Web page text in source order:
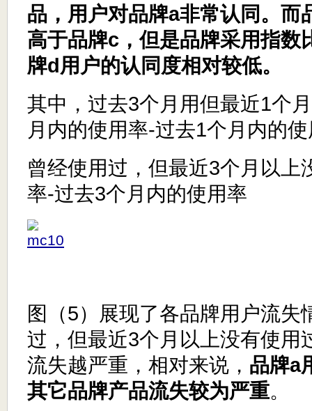
品，用户对品牌a非常认同。而
高于品牌c，但是品牌采用指数
牌d用户的认同度相对较低。
其中，过去3个月用但最近1个
月内的使用率-过去1个月内的
曾经使用过，但最近3个月以上
率-过去3个月内的使用率
图（5）展现了各品牌用户流失
过，但最近3个月以上没有使用
流失越严重，相对来说， 品牌a
其它品牌产品流失较为严重。